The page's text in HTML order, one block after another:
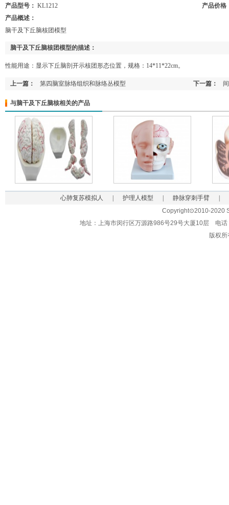
产品型号： KL1212
产品价格
产品概述：
脑干及下丘脑核团模型
脑干及下丘脑核团模型的描述：
性能用途：显示下丘脑剖开示核团形态位置，规格：14*11*22cm。
上一篇： 第四脑室脉络组织和脉络丛模型 下一篇：
与脑干及下丘脑核相关的产品
心肺复苏模拟人 护理人模型 静脉穿刺手臂
Copyright⊙2010-2020
地址：上海市闵行区万源路986号29号大厦10层 电
版权